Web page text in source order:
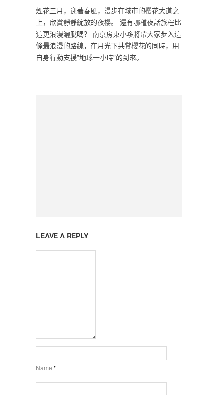
煙花三月，迎著春風，漫步在城市的櫻花大道之
上，欣賞靜靜綻放的夜櫻。 還有哪種夜話旅程比
這更浪漫灑脫嗎？ 南京房東小哆將帶大家步入這
條最浪漫的路線，在月光下共賞櫻花的同時，用
自身行動支援”地球一小時”的到來。
LEAVE A REPLY
Name *